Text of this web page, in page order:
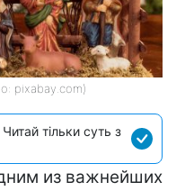
pixabay.com)
тільки суть з
из важнейших